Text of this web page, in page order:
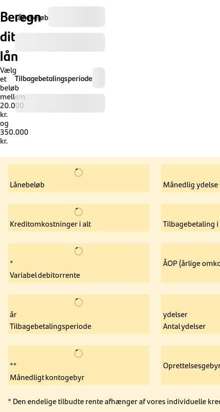
Beregn
dit
lån
Vælg
et
beløb
mellem
20.000
kr.
og
350.000
kr.
Lånebeløb
Tilbagebetalingsperiode
Lånebeløb Månedlig ydelse
Kreditomkostninger i alt Tilbagebetaling
*
Variabel debitorrente
ÅOP (årlige
år
Tilbagebetalingsperiode
ydelser
Antal ydelser
**
Månedligt kontogebyr
* Den endelige tilbudte rente afhænger af vores individuelle